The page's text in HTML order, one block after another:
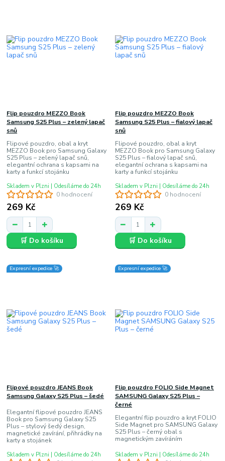
0 hodnocení
Flip pouzdro MEZZO Book
Samsung S25 Plus – zelený lapač
snů
Flipové pouzdro, obal a kryt
MEZZO Book pro Samsung Galaxy
S25 Plus – zelený lapač snů,
elegantní ochrana s kapsami na
karty a funkcí stojánku
269 Kč
Skladem v Plzni | Odesíláme do 24h
🛒 Do košíku
0 hodnocení
Flip pouzdro MEZZO Book
Samsung S25 Plus – fialový lapač
snů
Flipové pouzdro, obal a kryt
MEZZO Book pro Samsung Galaxy
S25 Plus – fialový lapač snů,
elegantní ochrana s kapsami na
karty a funkcí stojánku
269 Kč
Skladem v Plzni | Odesíláme do 24h
🛒 Do košíku
Expresní expedice 🚀
Flipové pouzdro JEANS Book
Samsung Galaxy S25 Plus – šedé
Elegantní flipové pouzdro JEANS
Book pro Samsung Galaxy S25
Plus – stylový šedý design,
magnetické zavírání, přihrádky na
karty a stojánek
Skladem v Plzni | Odesíláme do 24h
Expresní expedice 🚀
Flip pouzdro FOLIO Side Magnet
SAMSUNG Galaxy S25 Plus –
černé
Elegantní flip pouzdro a kryt FOLIO
Side Magnet pro SAMSUNG Galaxy
S25 Plus – černý obal s
magnetickým zavíráním
Skladem v Plzni | Odesíláme do 24h